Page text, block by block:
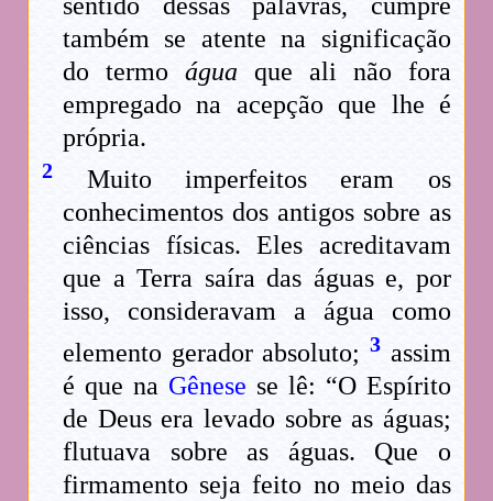
também se atente na significação
do termo água que ali não fora
empregado na acepção que lhe é
própria.
2 Muito imperfeitos eram os
conhecimentos dos antigos sobre as
ciências físicas. Eles acreditavam
que a Terra saíra das águas e, por
isso, consideravam a água como
elemento gerador absoluto;3 assim
é que na Gênese se lê: “O Espírito
de Deus era levado sobre as águas;
flutuava sobre as águas. Que o
firmamento seja feito no meio das